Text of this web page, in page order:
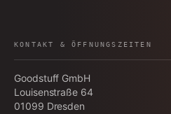
KONTAKT & ÖFFNUNGSZEITEN
Goodstuff GmbH
Louisenstraße 64
01099 Dresden